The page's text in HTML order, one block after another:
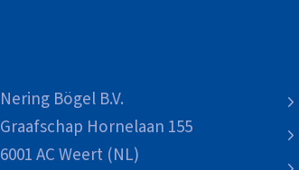
Nering Bögel B.V.
Graafschap Hornelaan 155
6001 AC Weert (NL)